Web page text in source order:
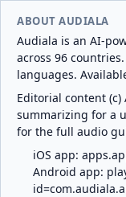
ABOUT AUDIALA
Audiala is an AI-
across 96
languages.
Editorial content (c)
summarizing for a
for the full audio
iOS app:
Android app: